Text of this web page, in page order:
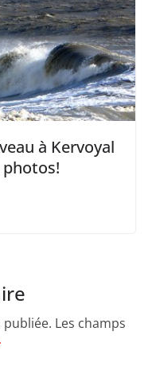
à Kervoyal
photos!
publiée. Les champs